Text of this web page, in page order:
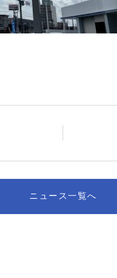
ニュース一覧へ